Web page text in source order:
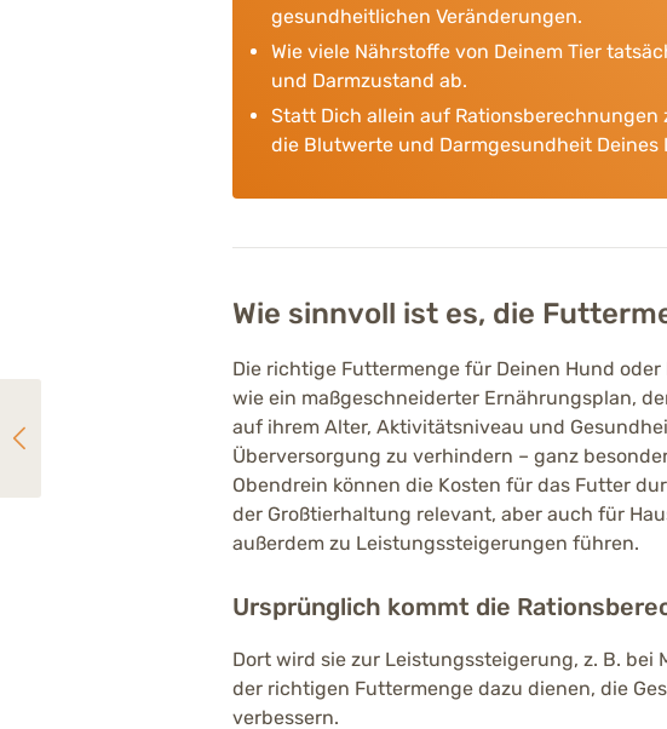
gesundheitlichen Veränderungen.
Wie viele Nährstoffe von Deinem Tier
und Darmzustand ab.
Statt Dich allein auf
die Blutwerte und Darmgesundheit Deines
Wie sinnvoll ist es, die
Die richtige Futtermenge für Deinen Hund
wie ein maßgeschneiderter Ernährungsplan,
auf ihrem Alter, Aktivitätsniveau und
Überversorgung zu verhindern – ganz
Obendrein können die Kosten für das Futter
der Großtierhaltung relevant, aber auch für
außerdem zu Leistungssteigerungen führen.
Ursprünglich kommt die
Dort wird sie zur Leistungssteigerung, z. B.
der richtigen Futtermenge dazu dienen, die
verbessern.